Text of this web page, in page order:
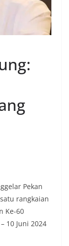
Pekan
rangkaian
Ke-60
10 Juni 2024